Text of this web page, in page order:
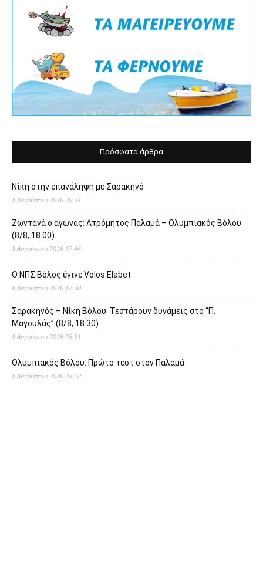
Πρόσφατα άρθρα
Νίκη στην επανάληψη με Σαρακηνό
8 Αυγούστου 2026 20:31
Ζωντανά ο αγώνας: Ατρόμητος Παλαμά – Ολυμπιακός Βόλου
(8/8, 18:00)
8 Αυγούστου 2026 17:46
O ΝΠΣ Βόλος έγινε Volos Elabet
8 Αυγούστου 2026 17:30
Σαρακηνός – Νίκη Βόλου: Τεστάρουν δυνάμεις στο “Π.
Μαγουλάς” (8/8, 18:30)
8 Αυγούστου 2026 08:51
Ολυμπιακός Βόλου: Πρώτο τεστ στον Παλαμά
8 Αυγούστου 2026 08:28